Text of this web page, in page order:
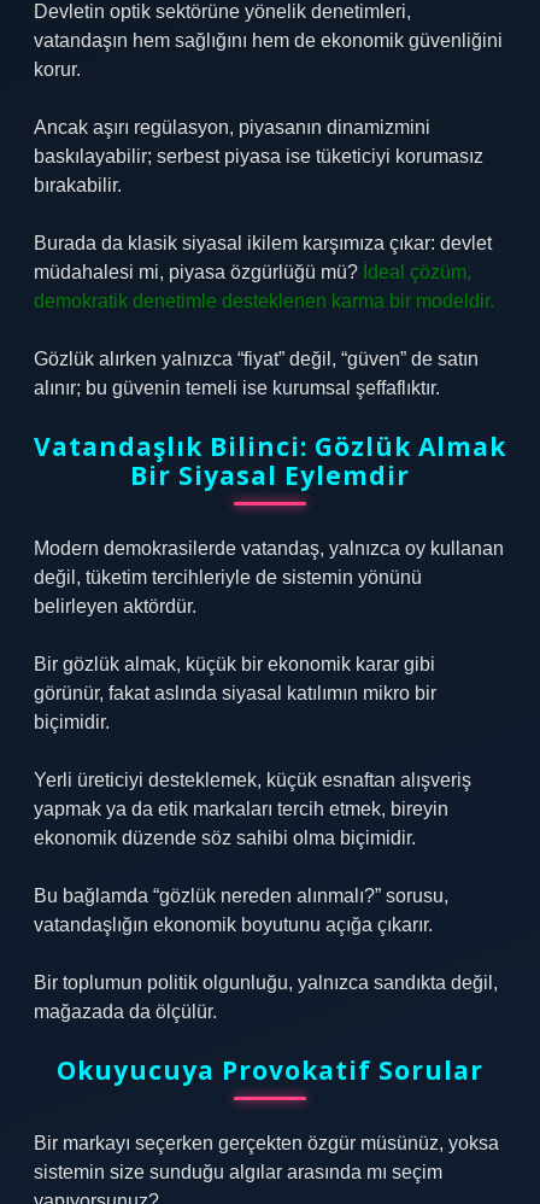
Devletin optik sektörüne yönelik denetimleri,
vatandaşın hem sağlığını hem de ekonomik güvenliğini
korur.
Ancak aşırı regülasyon, piyasanın dinamizmini
baskılayabilir; serbest piyasa ise tüketiciyi korumasız
bırakabilir.
Burada da klasik siyasal ikilem karşımıza çıkar: devlet
müdahalesi mi, piyasa özgürlüğü mü? İdeal çözüm,
demokratik denetimle desteklenen karma bir modeldir.
Gözlük alırken yalnızca “fiyat” değil, “güven” de satın
alınır; bu güvenin temeli ise kurumsal şeffaflıktır.
Vatandaşlık Bilinci: Gözlük Almak
Bir Siyasal Eylemdir
Modern demokrasilerde vatandaş, yalnızca oy kullanan
değil, tüketim tercihleriyle de sistemin yönünü
belirleyen aktördür.
Bir gözlük almak, küçük bir ekonomik karar gibi
görünür, fakat aslında siyasal katılımın mikro bir
biçimidir.
Yerli üreticiyi desteklemek, küçük esnaftan alışveriş
yapmak ya da etik markaları tercih etmek, bireyin
ekonomik düzende söz sahibi olma biçimidir.
Bu bağlamda “gözlük nereden alınmalı?” sorusu,
vatandaşlığın ekonomik boyutunu açığa çıkarır.
Bir toplumun politik olgunluğu, yalnızca sandıkta değil,
mağazada da ölçülür.
Okuyucuya Provokatif Sorular
Bir markayı seçerken gerçekten özgür müsünüz, yoksa
sistemin size sunduğu algılar arasında mı seçim